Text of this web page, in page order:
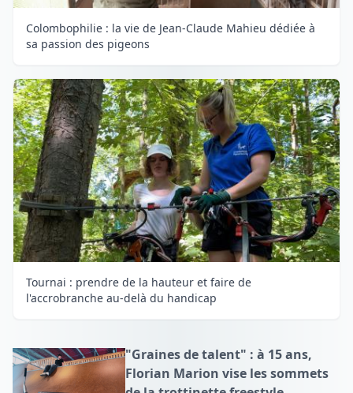
Colombophilie : la vie de Jean-Claude Mahieu dédiée à
sa passion des pigeons
Tournai : prendre de la hauteur et faire de
l'accrobranche au-delà du handicap
"Graines de talent" : à 15 ans,
Florian Marion vise les sommets